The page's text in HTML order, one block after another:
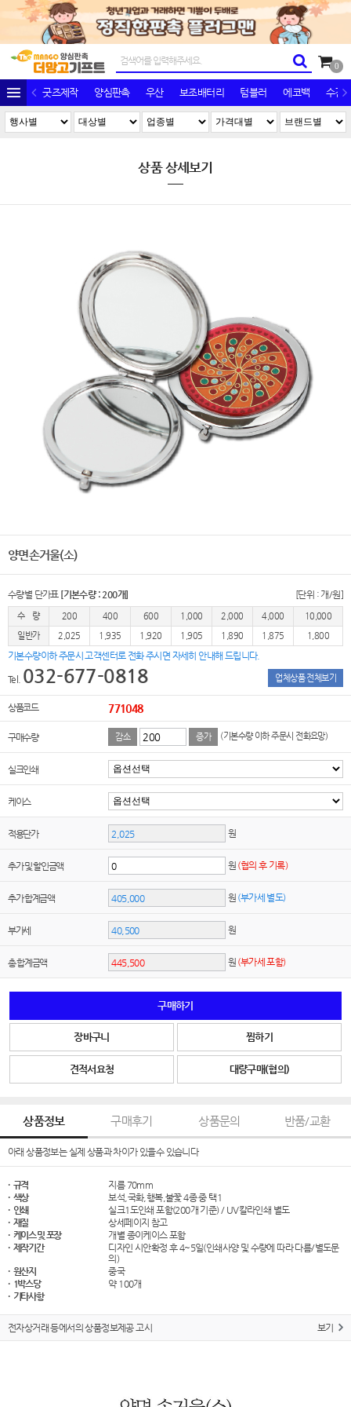
0
굿즈제작 양심판촉 우산 보조배터리 텀블러 에코백 수건/
상품 상세보기
양면손거울(소)
수량별 단가표 [기본수량 : 200개] [단위 : 개/원]
수 량 200 400 600 1,000 2,000 4,000
10,000
일반가
2,025 1,935 1,920 1,905 1,890 1,875 1,800
기본수량이하 주문시 고객센터로 전화 주시면 자세히 안내해 드립니다.
Tel. 032-677-0818 업체상품 전체보기
상품코드 771048
구매수량 감소 증가 (기본수량 이하 주문시 전화요망)
실크인쇄
케이스
적용단가 원
추가 및 할인금액 원 (협의 후 기록)
추가 합계금액 원 (부가세 별도)
부가세 원
총 합계금액 원 (부가세 포함)
구매하기
장바구니 찜하기
견적서요청 대량구매(협의)
상품정보 구매후기 상품문의 반품/교환
아래 상품정보는 실제 상품과 차이가 있을수 있습니다
· 규격
지름 70mm
· 색상
보석,국화,행복,불꽃 4종 중 택1
· 인쇄
실크1도인쇄 포함(200개 기준) / UV칼라인쇄 별도
· 재질
상세페이지 참고
· 케이스 및 포장
개별 종이케이스 포함
· 제작기간
디자인 시안확정 후 4~5일(인쇄사양 및 수량에 따라 다름/별도문
의)
· 원산지
중국
· 1박스당
약 100개
· 기타사항
전자상거래 등에서의 상품정보제공 고시 보기